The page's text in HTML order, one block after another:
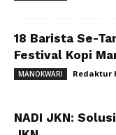
18 Barista Se-
Festival Kopi
MANOKWARI Redaktur
NADI JKN: